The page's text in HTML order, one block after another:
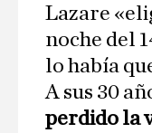
Lazare
noche del
lo había
A sus 30
perdido la